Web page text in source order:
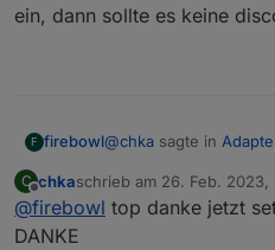
ein, dann sollte es keine
F firebowl@chka sagte in
@haus-
C
Offline
chkaschrieb am 26. Feb. 2023,
zuletzt editiert von
@firebowl top danke jetzt
DANKE